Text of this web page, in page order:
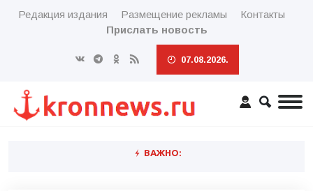
Редакция издания Размещение рекламы
Контакты
Прислать новость
07.08.2026.
ВАЖНО: